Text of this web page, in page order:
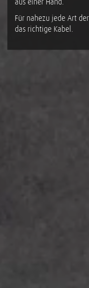
Für nahezu jede Art
das richtige Kabel.